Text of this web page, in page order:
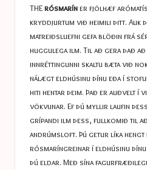
THErósmaríner fjölhæf
kryddjurtum við heimili þitt. Auk
matreiðsluefni gefa blöðin frá
huggulega ilm. Til að gera það að
innréttingunni skaltu bæta við
nálægt eldhúsinu þínu eða í
hiti hentar þeim. Það er auðvelt
vökvunar. Ef þú myllir laufin
grípandi ilm þess, fullkomið til
andrúmsloft. Þú getur líka
rósmaríngreinar í eldhúsinu
þú eldar. Með sína